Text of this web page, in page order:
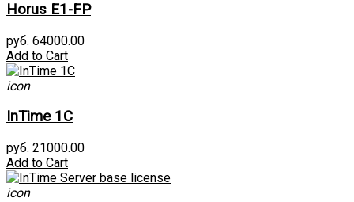
Horus E1-FP
руб. 64000.00
Add to Cart
icon
InTime 1С
руб. 21000.00
Add to Cart
icon